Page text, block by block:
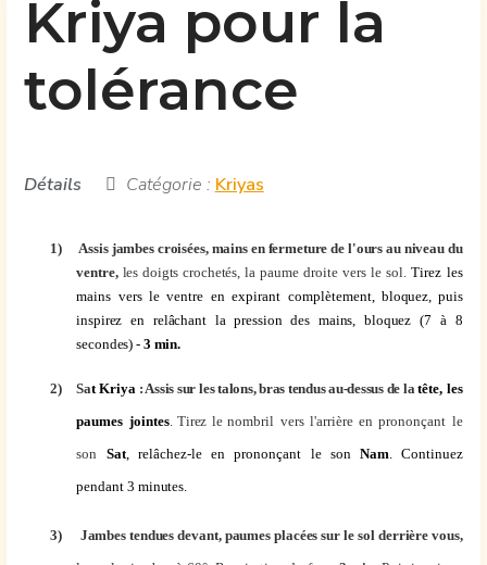
Kriya pour la
tolérance
Détails Catégorie : Kriyas
1)
Assis jambes croisées, mains en fermeture de l'ours au niveau du
ventre, les doigts crochetés, la paume droite vers le sol.Tirez les
mains vers le ventre en expirant complètement, bloquez, puis
inspirez en relâchant la pression des mains, bloquez (7 à 8
secondes) - 3 min.
2) Sat Kriya: Assis sur les talons, bras tendus au-dessus de latête, les
paumes jointes. Tirez lenombril vers l'arrière en prononçant le
son Sat, relâchez-le en prononçant lesonNam. Continuez
pendant 3 minutes.
3)
Jambes tendues devant, paumes placées sur le sol derrière vous,